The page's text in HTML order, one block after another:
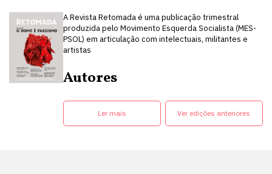
A Revista Retomada é uma publicação trimestral
produzida pelo Movimento Esquerda Socialista (MES-
PSOL) em articulação com intelectuais, militantes e
artistas
Autores
Ler mais Ver edições anteriores